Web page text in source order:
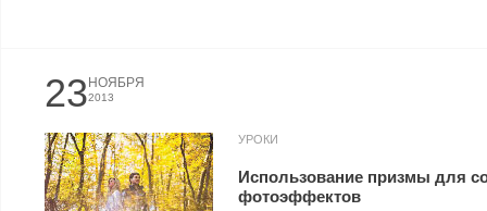
23 НОЯБРЯ
2013
УРОКИ
Использование призмы для
фотоэффектов